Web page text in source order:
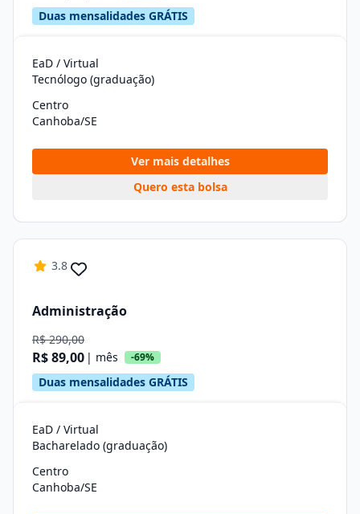
Duas mensalidades GRÁTIS
EaD / Virtual
Tecnólogo (graduação)
Centro
Canhoba/SE
Ver mais detalhes
Quero esta bolsa
3.8
Administração
R$ 290,00
R$ 89,00 | mês -69%
Duas mensalidades GRÁTIS
EaD / Virtual
Bacharelado (graduação)
Centro
Canhoba/SE